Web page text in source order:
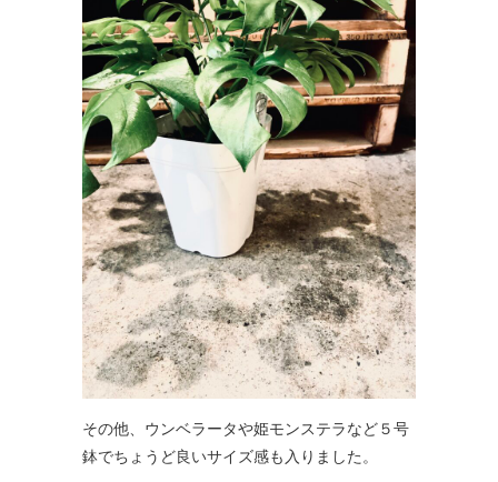
その他、ウンベラータや姫モンステラなど５号
鉢でちょうど良いサイズ感も入りました。